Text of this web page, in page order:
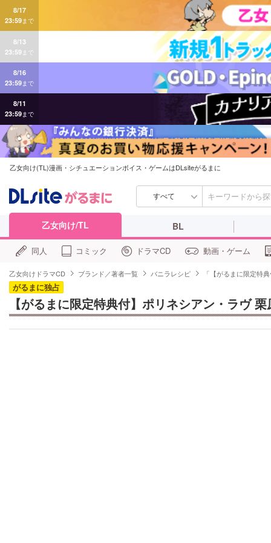
8/17
23:59まで
8/13
23:59 まで
8/16
23:59まで
8/11
23:59まで
乙女向け(TL)漫画・シチュエーションボイス・ゲームはDLsiteがるまに
すべて
乙女向け/TL BL
同人 コミック ドラマCD 動画・ゲーム
乙女向けドラマCD ブランド／著者一覧 バニラレシピ 「【がるまに限定特
がるまに独占
【がるまに限定特典付】ポリネシアン・ラヴ